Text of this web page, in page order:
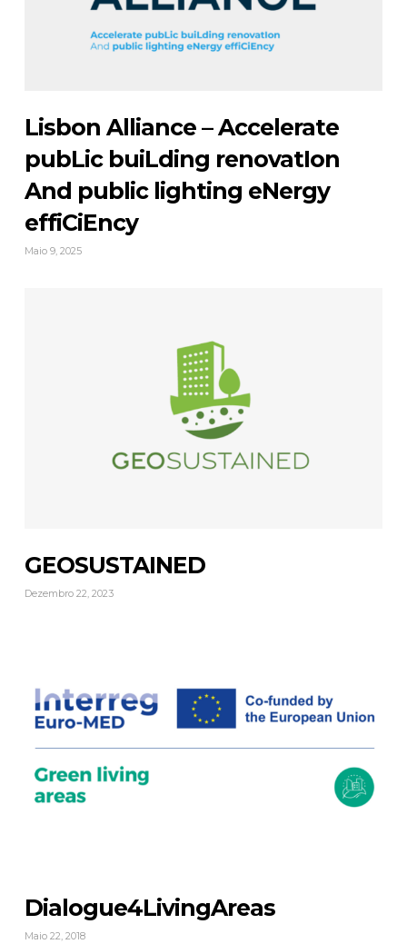
Lisbon Alliance – Accelerate
pubLic buiLding renovatIon
And public lighting eNergy
effiCiEncy
Maio 9, 2025
GEOSUSTAINED
Dezembro 22, 2023
Dialogue4LivingAreas
Maio 22, 2018